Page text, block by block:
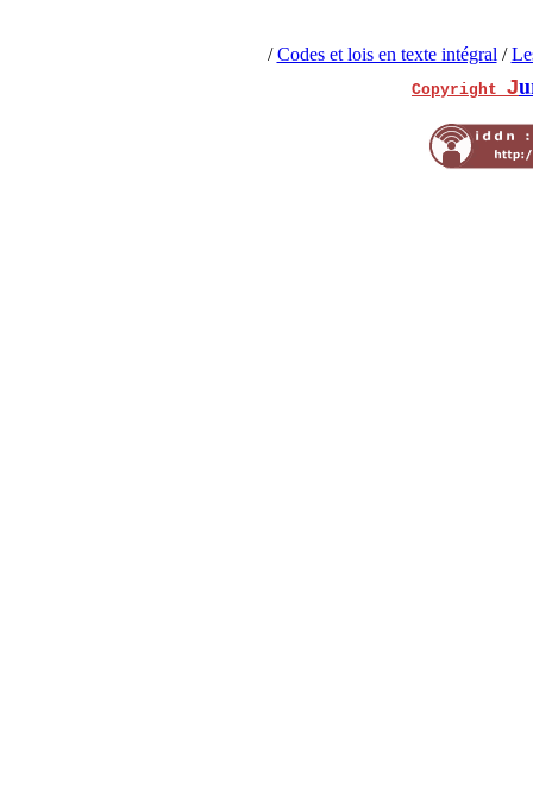
/Codes et lois en texte intégral /
Copyright J